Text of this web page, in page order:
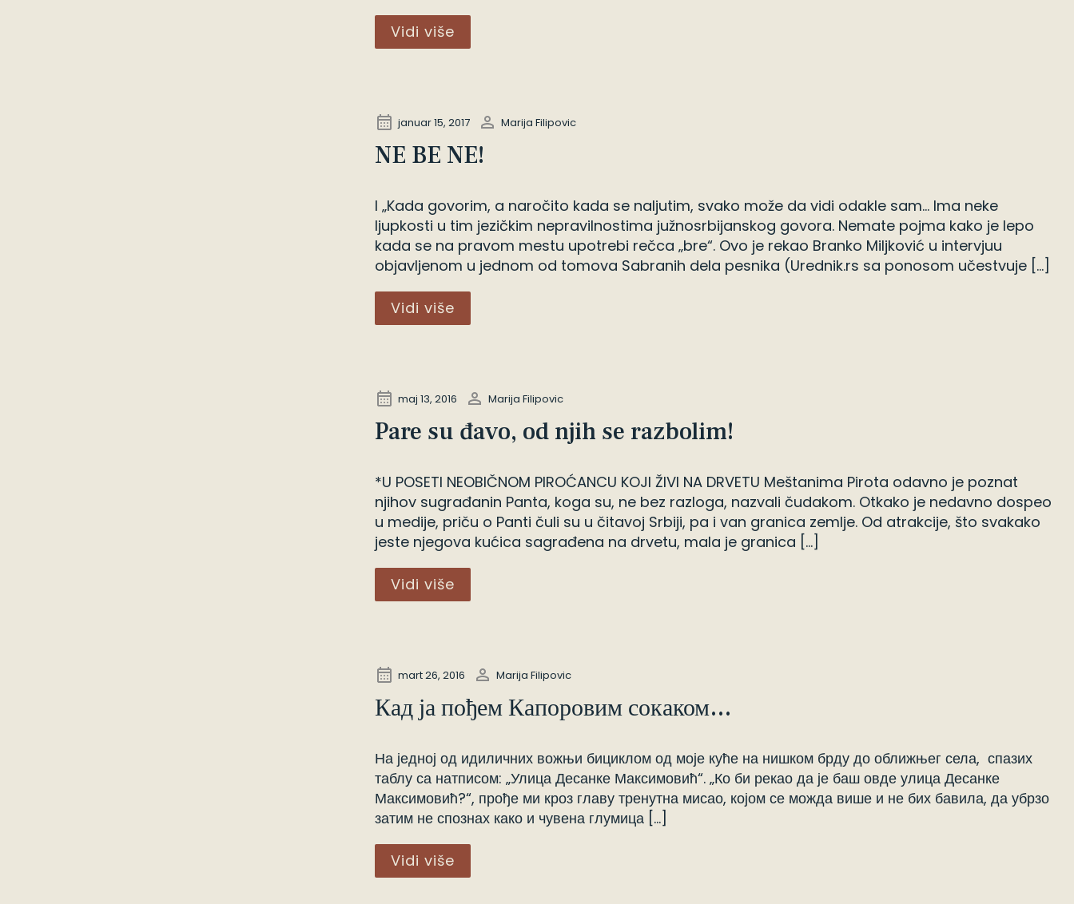
Vidi više
januar 15, 2017 Marija Filipovic
NE BE NE!
I „Kada govorim, a naročito kada se naljutim, svako može da vidi odakle sam… Ima neke
ljupkosti u tim jezičkim nepravilnostima južnosrbijanskog govora. Nemate pojma kako je lepo
kada se na pravom mestu upotrebi rečca „bre“. Ovo je rekao Branko Miljković u intervjuu
objavljenom u jednom od tomova Sabranih dela pesnika (Urednik.rs sa ponosom učestvuje […]
Vidi više
maj 13, 2016 Marija Filipovic
Pare su đavo, od njih se razbolim!
*U POSETI NEOBIČNOM PIROĆANCU KOJI ŽIVI NA DRVETU Meštanima Pirota odavno je poznat
njihov sugrađanin Panta, koga su, ne bez razloga, nazvali čudakom. Otkako je nedavno dospeo
u medije, priču o Panti čuli su u čitavoj Srbiji, pa i van granica zemlje. Od atrakcije, što svakako
jeste njegova kućica sagrađena na drvetu, mala je granica […]
Vidi više
mart 26, 2016 Marija Filipovic
Кад ја пођем Капоровим сокаком…
На једној од идиличних вожњи бициклом од моје куће на нишком брду до оближњег села, спазих
таблу са натписом: „Улица Десанке Максимовић“. „Ко би рекао да је баш овде улица Десанке
Максимовић?“, прође ми кроз главу тренутна мисао, којом се можда више и не бих бавила, да убрзо
затим не спознах како и чувена глумица […]
Vidi više